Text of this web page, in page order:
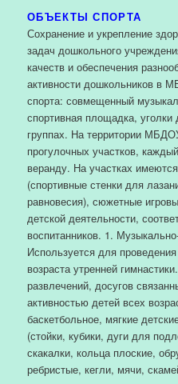
ОБЪЕКТЫ СПОРТА
Сохранение и укрепление
задач дошкольного
качеств и обеспечения
активности дошкольников в
спорта: совмещенный
спортивная площадка, уголки
группах. На территории
прогулочных участков,
веранду. На участках
(спортивные стенки для
равновесия), сюжетные
детской деятельности,
воспитанников. 1.
Используется для
возраста утренней
развлечений, досугов
активностью детей всех
баскетбольное, мягкие
(стойки, кубики, дуги для
скакалки, кольца плоские,
ребристые, кегли, мячи,